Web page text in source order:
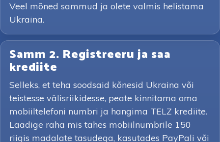
Veel mõned sammud ja olete valmis helistama
Ukraina.
Samm 2. Registreeru ja saa
krediite
Selleks, et teha soodsaid kõnesid Ukraina või
teistesse välisriikidesse, peate kinnitama oma
mobiiltelefoni numbri ja hangima TELZ krediite.
Laadige raha mis tahes mobiilnumbrile 150
riigis madalate tasudega, kasutades PayPali või